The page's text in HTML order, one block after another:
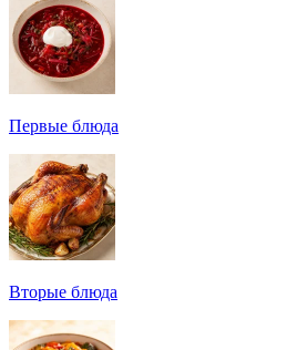
Первые блюда
Вторые блюда